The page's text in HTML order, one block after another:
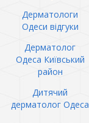
Дерматологи
Одеси відгуки
Дерматолог
Одеса Київський
район
Дитячий
дерматолог Одеса